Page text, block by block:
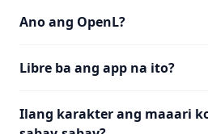
Ano ang OpenL?
Libre ba ang app na ito?
Ilang karakter ang maaari